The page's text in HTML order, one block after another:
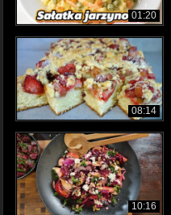
01:20
08:14
10:16